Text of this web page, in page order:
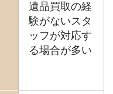
遺品買取の経
験がないスタ
ッフが対応す
る場合が多い